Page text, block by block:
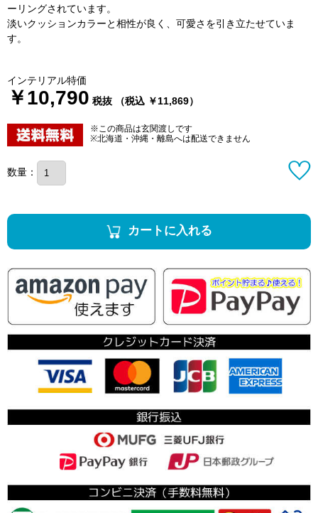
ーリングされています。
淡いクッションカラーと相性が良く、可愛さを引き立たせていま
す。
インテリアル特価
￥10,790 税抜 （税込 ￥11,869）
※この商品は玄関渡しです
※北海道・沖縄・離島へは配送できません
数量：
カートに入れる